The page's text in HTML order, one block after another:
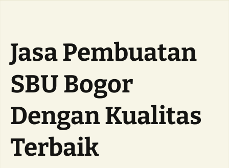
Jasa Pembuatan
SBU Bogor
Dengan Kualitas
Terbaik